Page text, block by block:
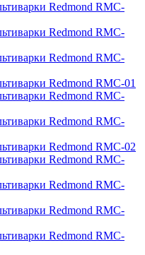
Redmond RMC-
Redmond RMC-
Redmond RMC-
Redmond RMC-01
Redmond RMC-
Redmond RMC-
Redmond RMC-02
Redmond RMC-
Redmond RMC-
Redmond RMC-
Redmond RMC-